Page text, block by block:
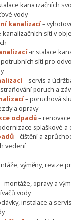
kanalizačních
vody
kanalizací–
kanalizačních sítí v
-instalace
sítí pro
– servis a
poruch a
– poruchová
a opravy
odpadů–
splaškové a
– čištění a
vedení
výměny, revize
montáže, opravy a
vody
instalace a